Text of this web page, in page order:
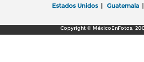
Estados Unidos | Guatemala |
Copyright © MéxicoEnFotos,